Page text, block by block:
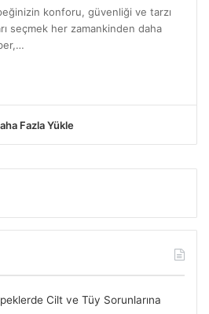
konforu, güvenliği ve tarzı
seçmek her zamankinden daha
Fazla Yükle
Cilt ve Tüy Sorunlarına